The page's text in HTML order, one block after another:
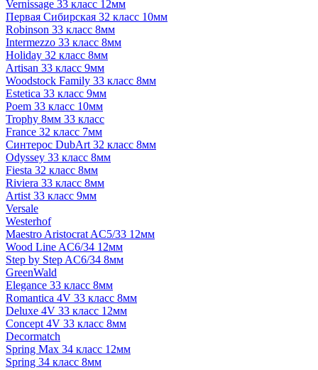
Vernissage 33 класс 12мм
Первая Сибирская 32 класс 10мм
Robinson 33 класс 8мм
Intermezzo 33 класс 8мм
Holiday 32 класс 8мм
Artisan 33 класс 9мм
Woodstock Family 33 класс 8мм
Estetica 33 класс 9мм
Poem 33 класс 10мм
Trophy 8мм 33 класс
France 32 класс 7мм
Синтерос DubArt 32 класс 8мм
Odyssey 33 класс 8мм
Fiesta 32 класс 8мм
Riviera 33 класс 8мм
Artist 33 класс 9мм
Versale
Westerhof
Maestro Aristocrat AC5/33 12мм
Wood Line AC6/34 12мм
Step by Step AC6/34 8мм
GreenWald
Elegance 33 класс 8мм
Romantica 4V 33 класс 8мм
Deluxe 4V 33 класс 12мм
Concept 4V 33 класс 8мм
Decormatch
Spring Max 34 класс 12мм
Spring 34 класс 8мм